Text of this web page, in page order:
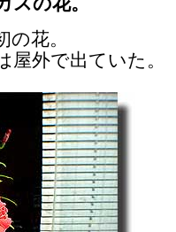
の花。
花。
屋外で出ていた。